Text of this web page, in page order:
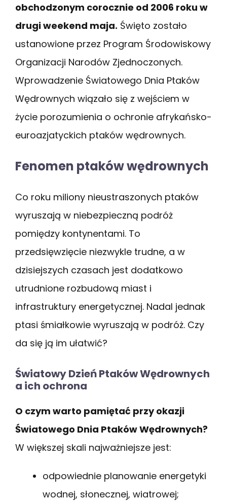
obchodzonym corocznie od 2006 roku w
drugi weekend maja. Święto zostało
ustanowione przez Program Środowiskowy
Organizacji Narodów Zjednoczonych.
Wprowadzenie Światowego Dnia Ptaków
Wędrownych wiązało się z wejściem w
życie porozumienia o ochronie afrykańsko-
euroazjatyckich ptaków wędrownych.
Fenomen ptaków wędrownych
Co roku miliony nieustraszonych ptaków
wyruszają w niebezpieczną podróż
pomiędzy kontynentami. To
przedsięwzięcie niezwykle trudne, a w
dzisiejszych czasach jest dodatkowo
utrudnione rozbudową miast i
infrastruktury energetycznej. Nadal jednak
ptasi śmiałkowie wyruszają w podróż. Czy
da się ją im ułatwić?
Światowy Dzień Ptaków Wędrownych
a ich ochrona
O czym warto pamiętać przy okazji
Światowego Dnia Ptaków Wędrownych?
W większej skali najważniejsze jest:
odpowiednie planowanie energetyki
wodnej, słonecznej, wiatrowej;